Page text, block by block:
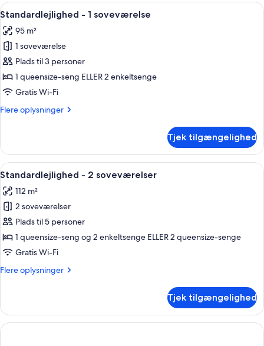
soveværelser
Indlæs
alle
billeder
af
Standardlejlighed
-
1
Et hotelværelse med to senge, et
8
Standardlejlighed - 1 soveværelse
95 m²
1 soveværelse
Plads til 3 personer
1 queensize-seng ELLER 2 enkeltsenge
Gratis Wi-Fi
Flere oplysninger
Flere
-
soveværelse
Tjek tilgængelighed
Indlæs
alle
billeder
af
Standardlejlighed
-
2
Et hotelværelse med to senge, et
6
Standardlejlighed - 2 soveværelser
112 m²
2 soveværelser
Plads til 5 personer
1 queensize-seng og 2 enkeltsenge ELLER 2 queensize-senge
Gratis Wi-Fi
Flere oplysninger
Flere
-
soveværelser
Tjek tilgængelighed